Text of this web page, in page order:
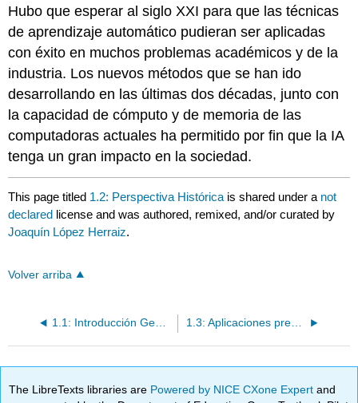
Hubo que esperar al siglo XXI para que las técnicas
de aprendizaje automático pudieran ser aplicadas
con éxito en muchos problemas académicos y de la
industria. Los nuevos métodos que se han ido
desarrollando en las últimas dos décadas, junto con
la capacidad de cómputo y de memoria de las
computadoras actuales ha permitido por fin que la IA
tenga un gran impacto en la sociedad.
This page titled 1.2: Perspectiva Histórica is shared under a not
declared license and was authored, remixed, and/or curated by
Joaquín López Herraiz.
Volver arriba
1.1: Introducción General 1.3: Aplicaciones presentes y futuras
The LibreTexts libraries are Powered by NICE CXone Expertand